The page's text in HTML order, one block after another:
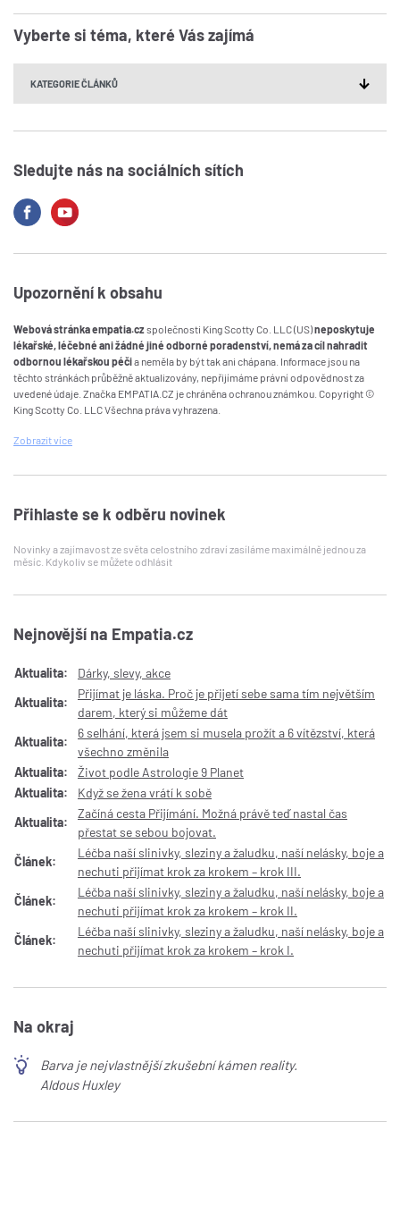
Vyberte si téma, které Vás zajímá
Sledujte nás na sociálních sítích
Upozornění k obsahu
Webová stránka empatia.czspolečnosti King Scotty Co. LLC (US)neposkytuje
lékařské, léčebné ani žádné jiné odborné poradenství, nemá za cíl nahradit
odbornou lékařskou péčia neměla by být tak ani chápana. Informace jsou na
těchto stránkách průběžně aktualizovány, nepřijímáme právní odpovědnost za
uvedené údaje. Značka EMPATIA.CZ je chráněna ochranou známkou. Copyright ©
King Scotty Co. LLC Všechna práva vyhrazena.
Zobrazitvíce
Přihlaste se k odběru novinek
Novinky a zajímavost ze světa celostního zdraví zasíláme maximálně jednou za
měsíc. Kdykoliv se můžete odhlásit
Nejnovější na Empatia.cz
Aktualita:
Dárky, slevy, akce
Aktualita:
Přijímat je láska. Proč je přijetí sebe sama tím největším
darem, který si můžeme dát
Aktualita:
6 selhání, která jsem si musela prožít a 6 vítězství, která
všechno změnila
Aktualita:
Život podle Astrologie 9 Planet
Aktualita:
Když se žena vrátí k sobě
Aktualita:
Začíná cesta Přijímání. Možná právě teď nastal čas
přestat se sebou bojovat.
Článek:
Léčba naší slinivky, sleziny a žaludku, naší nelásky, boje a
nechuti přijímat krok za krokem – krok III.
Článek:
Léčba naší slinivky, sleziny a žaludku, naší nelásky, boje a
nechuti přijímat krok za krokem – krok II.
Článek:
Léčba naší slinivky, sleziny a žaludku, naší nelásky, boje a
nechuti přijímat krok za krokem – krok I.
Na okraj
Barva je nejvlastnější zkušební kámen reality.
Aldous Huxley